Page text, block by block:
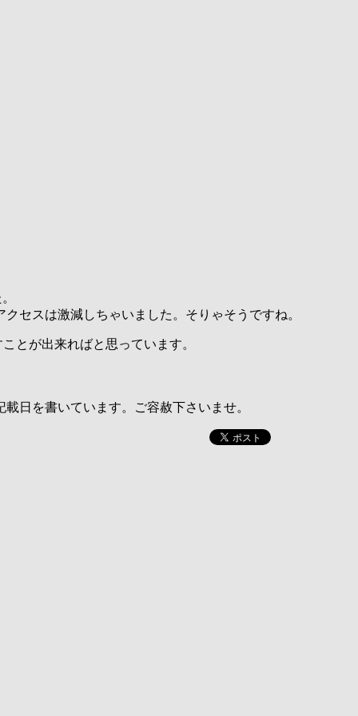
セスは激減しちゃいました。そりゃそうですね。
とが出来ればと思っています。
日を書いています。ご容赦下さいませ。